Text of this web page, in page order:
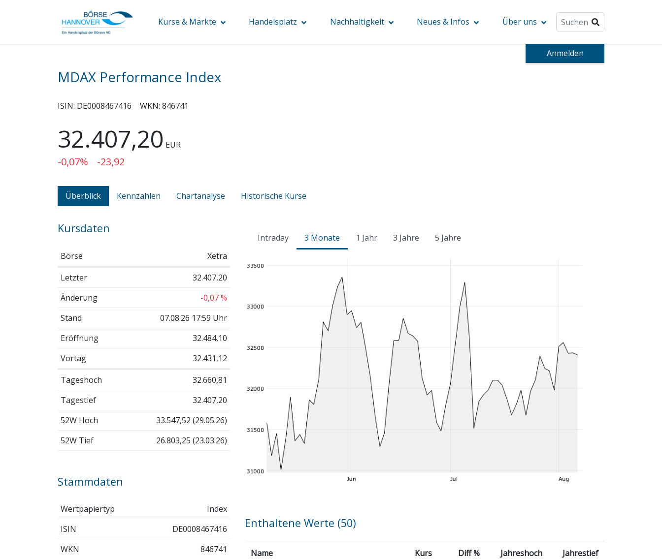
Kurse & Märkte Handelsplatz Nachhaltigkeit Neues & Infos Über uns
Anmelden
MDAX Performance Index
ISIN: DE0008467416 WKN: 846741
32.407,20 EUR
-0,07% -23,92
Überblick Kennzahlen Chartanalyse Historische Kurse
Kursdaten
Börse
Xetra
Letzter
32.407,20
Änderung
-0,07 %
Stand
07.08.26 17:59 Uhr
Eröffnung
32.484,10
Vortag
32.431,12
Tageshoch
32.660,81
Tagestief
32.407,20
52W Hoch
33.547,52 (29.05.26)
52W Tief
26.803,25 (23.03.26)
Stammdaten
Wertpapiertyp
Index
ISIN
DE0008467416
WKN
846741
Intraday 3 Monate 1 Jahr 3 Jahre 5 Jahre
Enthaltene Werte (50)
Name Kurs Diff % Jahreshoch Jahrestief